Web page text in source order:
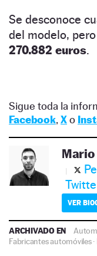
Se desconoce
del modelo,
270.882 euros.
Sigue toda la
Facebook, Xo
Mario
VER
ARCHIVADO EN
Fabricantes automóviles·